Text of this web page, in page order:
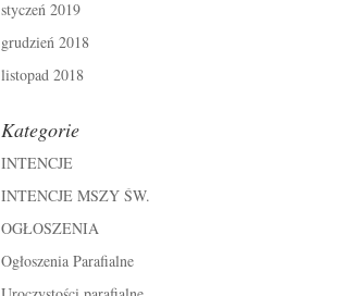
styczeń 2019
grudzień 2018
listopad 2018
Kategorie
INTENCJE
INTENCJE MSZY ŚW.
OGŁOSZENIA
Ogłoszenia Parafialne